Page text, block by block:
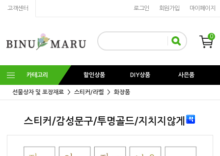
고객센터 마이페이지
회원가입
로그인
0
카테고리 할인상품 DIY상품 사은품
선물상자 및 포장재료 스티커/라벨 화장품
스티커/감성문구/투명골드/지치지않게